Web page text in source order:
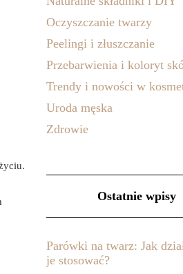
Oczyszczanie twarzy
Peelingi i złuszczanie
Przebarwienia i koloryt
Trendy i nowości w
Uroda męska
Zdrowie
Ostatnie wpisy
Parówki na twarz: Jak
je stosować?